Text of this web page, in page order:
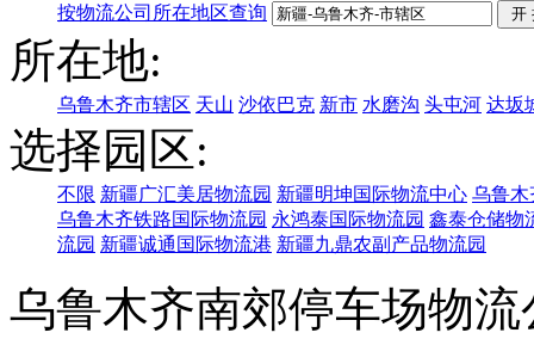
按物流公司所在地区查询
所在地:
乌鲁木齐市辖区 天山 沙依巴克 新市 水磨沟 头屯河 达坂
选择园区:
不限 新疆广汇美居物流园 新疆明坤国际物流中心 乌鲁木
乌鲁木齐铁路国际物流园 永鸿泰国际物流园 鑫泰仓储物
流园 新疆诚通国际物流港 新疆九鼎农副产品物流园
乌鲁木齐南郊停车场物流